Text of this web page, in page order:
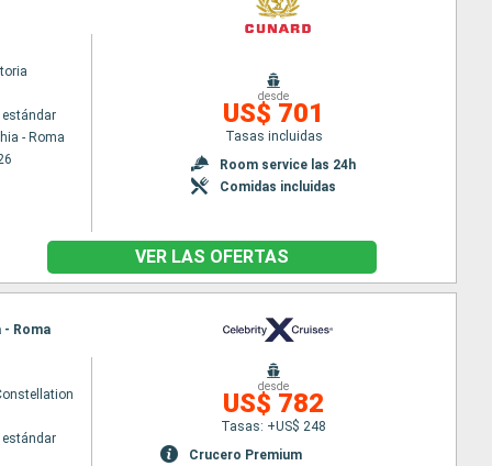
- Roma
desde
US$ 701
Tasas incluidas
Room service las 24h
Comidas incluidas
VER LAS OFERTAS
- Roma
desde
US$ 782
Tasas: +US$ 248
Crucero Premium